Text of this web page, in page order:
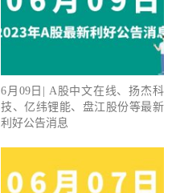
6月09日| A股中文在线、扬杰科
技、亿纬锂能、盘江股份等最新
利好公告消息